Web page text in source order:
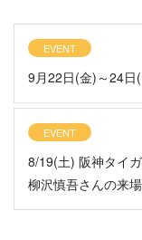
EVENT
9月22日(金)～24日
EVENT
8/19(土) 阪神タイ
柳沢慎吾さんの来